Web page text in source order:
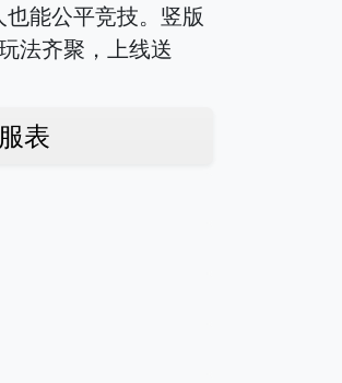
能公平竞技。竖版
法齐聚，上线送
表